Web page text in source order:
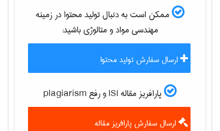
ممکن است به دنبال تولید محتوا در زمینه
مهندسی مواد و متالوژیباشید:
ارسال سفارش تولید محتوا
پارافریز مقاله ISI و رفع plagiarism
ارسال سفارش پارافریز مقاله